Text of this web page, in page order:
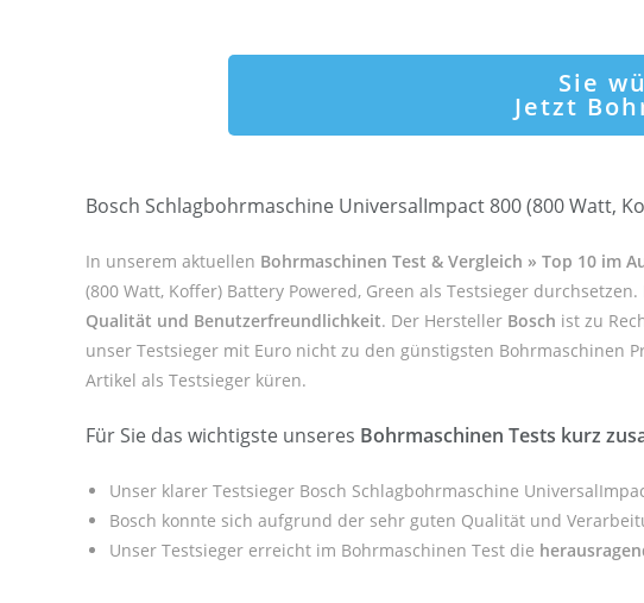
Sie
Jetzt
Bosch Schlagbohrmaschine UniversalImpact 800 (800 Watt,
In unserem aktuellen Bohrmaschinen Test & Vergleich » Top 10 im
(800 Watt, Koffer) Battery Powered, Green als Testsieger
Qualität und Benutzerfreundlichkeit. Der Hersteller Bosch ist zu
unser Testsieger mit Euro nicht zu den günstigsten Bohrmaschinen
Artikel als Testsieger küren.
Für Sie das wichtigste unseres Bohrmaschinen Tests kurz
Unser klarer Testsieger Bosch Schlagbohrmaschine
Bosch konnte sich aufgrund der sehr guten Qualität und
Unser Testsieger erreicht im Bohrmaschinen Test die